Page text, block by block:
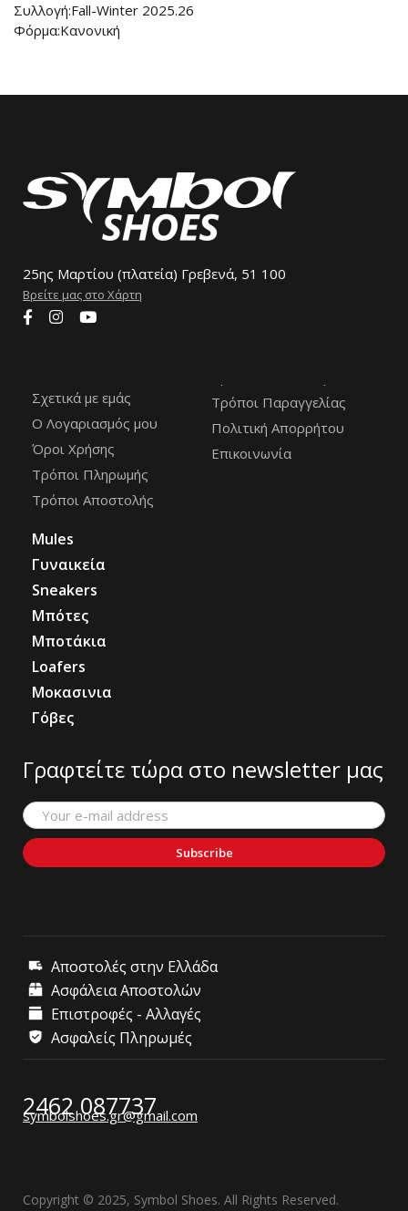
Συλλογή:Fall-Winter 2025.26
Φόρμα:Κανονική
25ης Μαρτίου (πλατεία) Γρεβενά, 51 100
Βρείτε μας στο Χάρτη
Σχετικά με εμάς
Ο Λογαριασμός μου
Όροι Χρήσης
Τρόποι Πληρωμής
Τρόποι Αποστολής
Τρόποι Παραγγελίας
Πολιτική Απορρήτου
Επικοινωνία
Mules
Γυναικεία
Sneakers
Μπότες
Μποτάκια
Loafers
Μοκασινια
Γόβες
Γραφτείτε τώρα στο newsletter μας
Subscribe
Αποστολές στην Ελλάδα
Ασφάλεια Αποστολών
Επιστροφές - Αλλαγές
Ασφαλείς Πληρωμές
2462 087737
symbolshoes.gr@gmail.com
Copyright © 2025, Symbol Shoes. All Rights Reserved.